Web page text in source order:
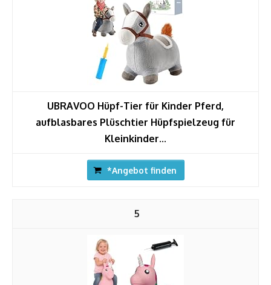
UBRAVOO Hüpf-Tier für Kinder Pferd,
aufblasbares Plüschtier Hüpfspielzeug für
Kleinkinder...
*Angebot finden
5